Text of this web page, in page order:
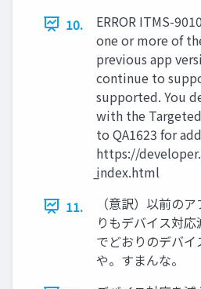
10.
ERROR ITMS-
one or more of
previous app
continue to
supported. You
with the
to QA1623 for
https://
̲index.html
11.
（意訳）以前の
りもデバイス対
でどおりのデバ
や。すまんな。